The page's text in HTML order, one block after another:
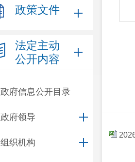
政策文件
法定主动
公开内容
政府信息公开目录
政府领导
组织机构